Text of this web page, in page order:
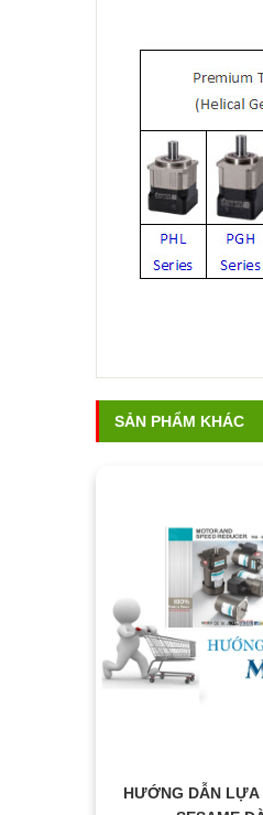
SẢN PHẨM KHÁC
HƯỚNG DẪN LỰA